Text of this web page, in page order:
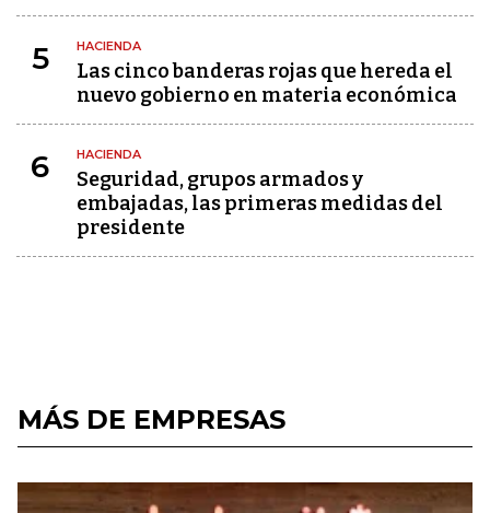
5 HACIENDA
Las cinco banderas rojas que hereda el
nuevo gobierno en materia económica
6 HACIENDA
Seguridad, grupos armados y
embajadas, las primeras medidas del
presidente
MÁS DE EMPRESAS